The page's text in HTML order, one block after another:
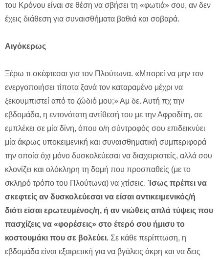
του Κρόνου είναι σε θέση να σβήσει τη «φωτιά» σου, αν δεν
έχεις διάθεση για συναισθήματα βαθιά και σοβαρά.
Αιγόκερως
Ξέρω τι σκέφτεσαι για τον Πλούτωνα. «Μπορεί να μην τον
ενεργοποιήσει τίποτα ξανά τον καταραμένο μέχρι να
ξεκουμπιστεί από το ζώδιό μου;» Αμ δε. Αυτή πχ την
εβδομάδα, η εντονότατη αντίθεσή του με την Αφροδίτη, σε
εμπλέκει σε μία δίνη, όπου ο/η σύντροφός σου επιδεικνύει
μία άκρως υποκειμενική και συναισθηματική συμπεριφορά
την οποία όχι μόνο δυσκολεύεσαι να διαχειριστείς, αλλά σου
κλονίζει και ολόκληρη τη δομή που προσπαθείς (με το
σκληρό τρόπο του Πλούτωνα) να χτίσεις. Ίσως πρέπει να
σκεφτείς αν δυσκολεύεσαι να είσαι αντικειμενικός/ή
διότι είσαι ερωτευμένος/η, ή αν νιώθεις απλά τύψεις που
πασχίζεις να «φορέσεις» στο έτερό σου ήμισυ το
κοστουμάκι που σε βολεύει. Σε κάθε περίπτωση, η
εβδομάδα είναι εξαιρετική για να βγάλεις άκρη και να δεις